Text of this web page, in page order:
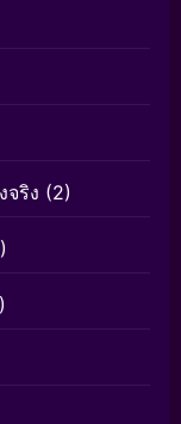
จริง (2)